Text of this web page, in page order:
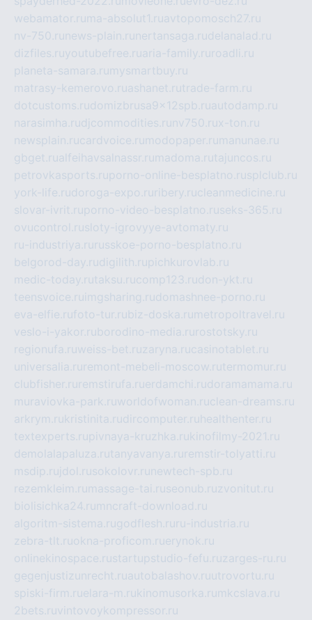
webamator.ru ma-absolut1.ruavtopomosch27.ru
nv-750.ru news-plain.ru nertansaga.rudelanalad.ru
dizfiles.ruyoutubefree.ruaria-family.ru roadli.ru
planeta-samara.ru mysmartbuy.ru
matrasy-kemerovo.ruashanet.rutrade-farm.ru
dotcustoms.rudomizbrusa9x12spb.ruautodamp.ru
narasimha.rudjcommodities.ru nv750.rux-ton.ru
newsplain.rucardvoice.ru modopaper.ru manunae.ru
gbget.rualfeihavsalnassr.ru madoma.rutajuncos.ru
petrovkasports.ruporno-online-besplatno.rusplclub.ru
york-life.rudoroga-expo.ru ribery.rucleanmedicine.ru
slovar-ivrit.ruporno-video-besplatno.ruseks-365.ru
ovucontrol.rusloty-igrovyye-avtomaty.ru
ru-industriya.ru russkoe-porno-besplatno.ru
belgorod-day.rudigilith.rupichkurovlab.ru
medic-today.rutaksu.rucomp123.rudon-ykt.ru
teensvoice.ru imgsharing.rudomashnee-porno.ru
eva-elfie.rufoto-tur.rubiz-doska.ru metropoltravel.ru
veslo-i-yakor.ruborodino-media.ru rostotsky.ru
regionufa.ruweiss-bet.ruzaryna.rucasinotablet.ru
universalia.ru remont-mebeli-moscow.rutermomur.ru
clubfisher.ru remstirufa.ruerdamchi.rudoramamama.ru
muraviovka-park.ruworldofwoman.ruclean-dreams.ru
arkrym.rukristinita.rudircomputer.ru healthenter.ru
textexperts.rupivnaya-kruzhka.rukinofilmy-2021.ru
demolalapaluza.rutanyavanya.ru remstir-tolyatti.ru
msdip.ru jdol.rusokolovr.ru newtech-spb.ru
rezemkleim.ru massage-tai.ruseonub.ruzvonitut.ru
biolisichka24.ru mncraft-download.ru
algoritm-sistema.rugodflesh.ru ru-industria.ru
zebra-tlt.ruokna-proficom.ruerynok.ru
onlinekinospace.rustartupstudio-fefu.ruzarges-ru.ru
gegenjustizunrecht.ruautobalashov.ruutrovortu.ru
spiski-firm.ruelara-m.rukinomusorka.ru mkcslava.ru
2bets.ruvintovoykompressor.ru